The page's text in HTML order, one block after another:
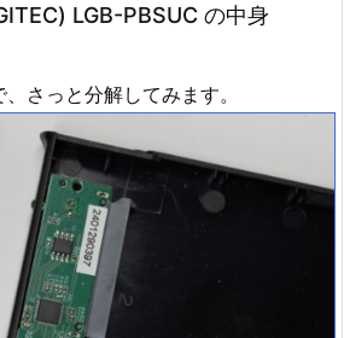
LGB-PBSUC の中身
さっと分解してみます。